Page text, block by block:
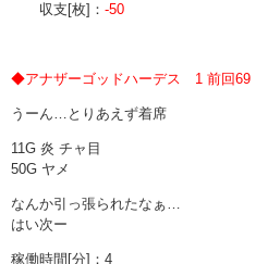
収支[枚]： -50
◆アナザーゴッドハーデス 1 前回69
うーん…とりあえず着席
11G 炎 チャ目
50G ヤメ
なんか引っ張られたなぁ…
はい次ー
稼働時間[分]：4